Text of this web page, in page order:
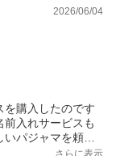
衣類をお届けでき
2026/06/04
を購入したのです
入れサービスも
パジャマを頼ま
さらに表示